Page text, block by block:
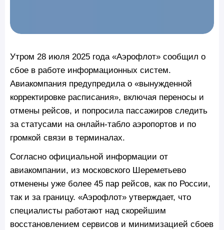
Утром 28 июля 2025 года «Аэрофлот» сообщил о
сбое в работе информационных систем.
Авиакомпания предупредила о «вынужденной
корректировке расписания», включая переносы и
отмены рейсов, и попросила пассажиров следить
за статусами на онлайн-табло аэропортов и по
громкой связи в терминалах.
Согласно официальной информации от
авиакомпании, из московского Шереметьево
отменены уже более 45 пар рейсов, как по России,
так и за границу. «Аэрофлот» утверждает, что
специалисты работают над скорейшим
восстановлением сервисов и минимизацией сбоев